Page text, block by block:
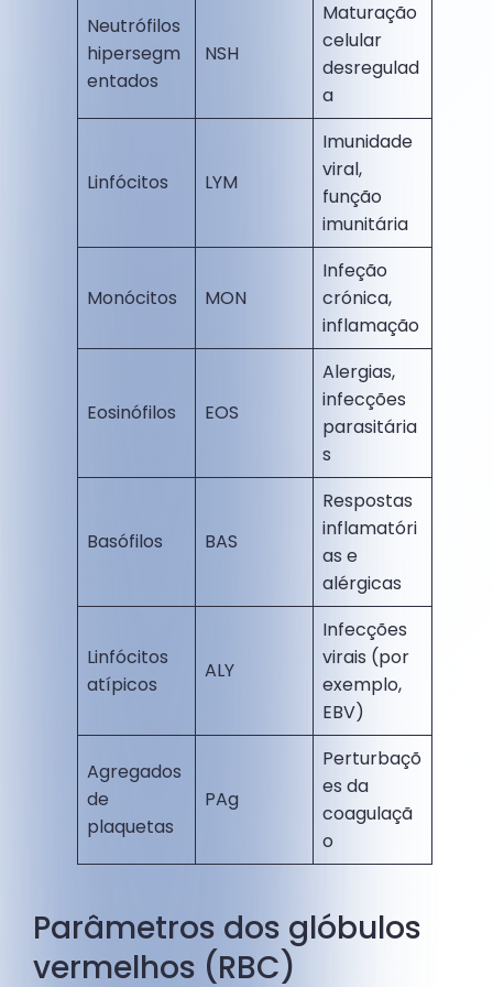
Neutrófilos
hipersegm
entados
NSH
Maturação
celular
desregulad
a
Linfócitos LYM
Imunidade
viral,
função
imunitária
Monócitos MON
Infeção
crónica,
inflamação
Eosinófilos EOS
Alergias,
infecções
parasitária
s
Basófilos BAS
Respostas
inflamatóri
as e
alérgicas
Linfócitos
atípicos
ALY
Infecções
virais (por
exemplo,
EBV)
Agregados
de
plaquetas
PAg
Perturbaçõ
es da
coagulaçã
o
Parâmetros dos glóbulos
vermelhos (RBC)